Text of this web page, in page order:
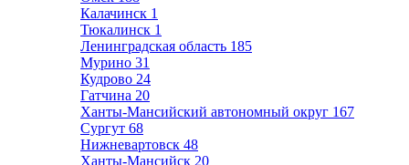
Калачинск 1
Тюкалинск 1
Ленинградская область 185
Мурино 31
Кудрово 24
Гатчина 20
Ханты-Мансийский автономный округ 167
Сургут 68
Нижневартовск 48
Ханты-Мансийск 20